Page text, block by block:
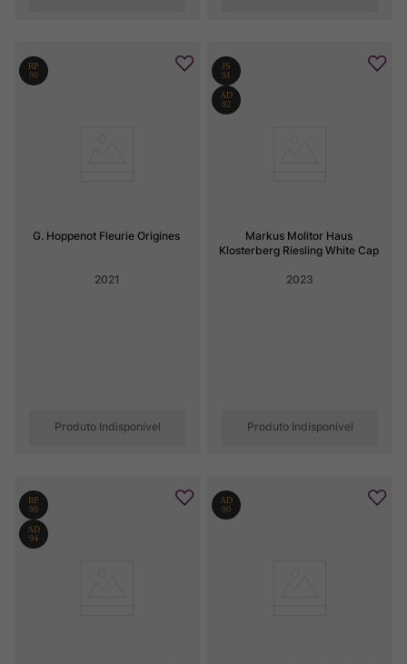
G. Hoppenot Fleurie Origines
2021
Produto Indisponível
Markus Molitor Haus
Klosterberg Riesling White Cap
2023
Produto Indisponível